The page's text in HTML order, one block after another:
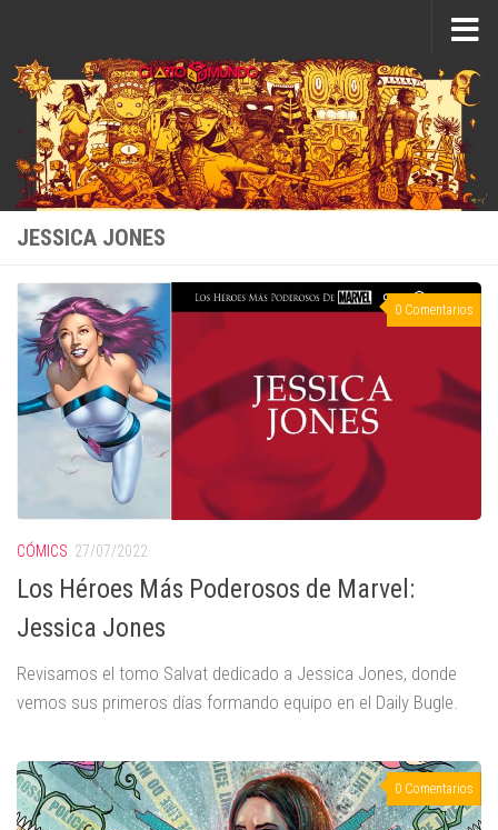
JESSICA JONES
0 Comentarios
CÓMICS 27/07/2022
Los Héroes Más Poderosos de Marvel:
Jessica Jones
Revisamos el tomo Salvat dedicado a Jessica Jones, donde
vemos sus primeros días formando equipo en el Daily Bugle.
0 Comentarios